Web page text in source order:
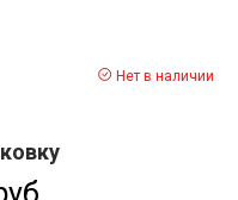
Нет в наличии